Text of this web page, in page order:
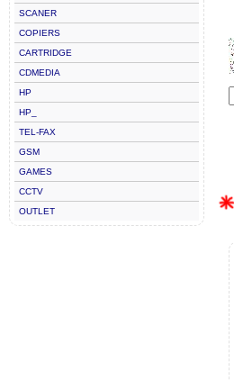
SCANER
COPIERS
CARTRIDGE
CDMEDIA
HP
HP_
TEL-FAX
GSM
GAMES
CCTV
OUTLET